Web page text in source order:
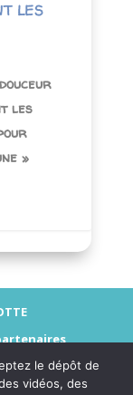
LES
les
»
légalesle dépôt de
vidéos, des